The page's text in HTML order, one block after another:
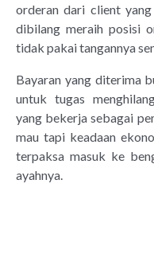
orderan dari client
dibilang meraih posisi
tidak pakai tangannya
Bayaran yang diterima
untuk tugas
yang bekerja sebagai
mau tapi keadaan
terpaksa masuk ke
ayahnya.